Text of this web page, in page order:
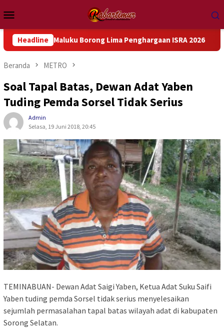
ke
kontenMobile
Headline
Maluku Borong Lima Penghargaan ISRA 2026
Beranda METRO
Soal Tapal Batas, Dewan Adat Yaben
Tuding Pemda Sorsel Tidak Serius
Admin
Selasa, 19 Juni 2018, 20:45
TEMINABUAN- Dewan Adat Saigi Yaben, Ketua Adat Suku Saifi
Yaben tuding pemda Sorsel tidak serius menyelesaikan
sejumlah permasalahan tapal batas wilayah adat di kabupaten
Sorong Selatan.